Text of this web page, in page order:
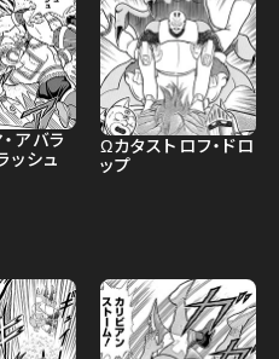
アバラ
ッシュ
Ωカタストロフ・ドロ
ップ